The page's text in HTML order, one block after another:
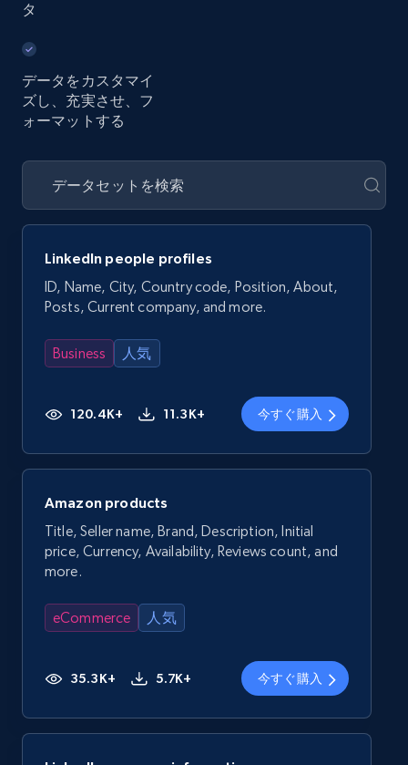
タ
データをカスタマイ
ズし、充実させ、フ
ォーマットする
LinkedIn people profiles
ID, Name, City, Country code, Position, About,
Posts, Current company, and more.
Business 人気
120.4K+ 11.3K+ 今すぐ購入
Amazon products
Title, Seller name, Brand, Description, Initial
price, Currency, Availability, Reviews count, and
more.
eCommerce 人気
35.3K+ 5.7K+ 今すぐ購入